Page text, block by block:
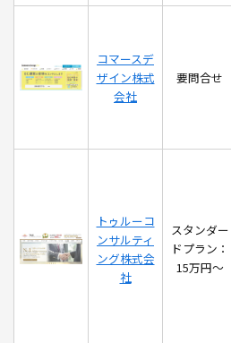
コマースデ
ザイン株式
会社
要問合せ
トゥルーコ
ンサルティ
ング株式会
社
スタンダー
ドプラン：
15万円〜